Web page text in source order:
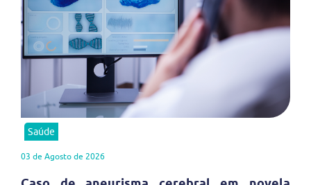
Saúde
03 de Agosto de 2026